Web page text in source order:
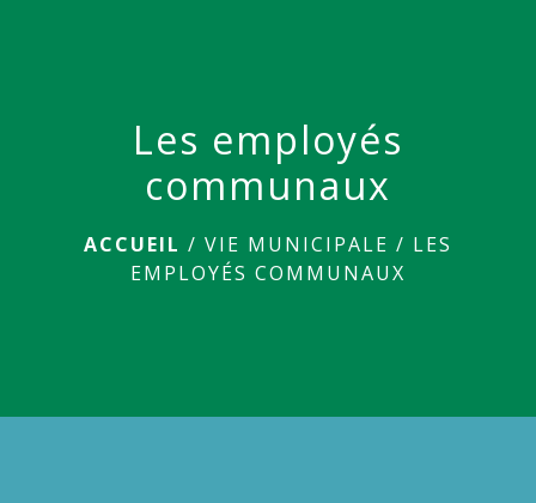
Les employés
communaux
ACCUEIL / VIE MUNICIPALE / LES
EMPLOYÉS COMMUNAUX